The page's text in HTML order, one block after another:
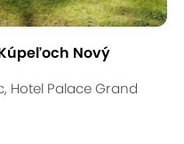
Nový
Hotel Palace Grand